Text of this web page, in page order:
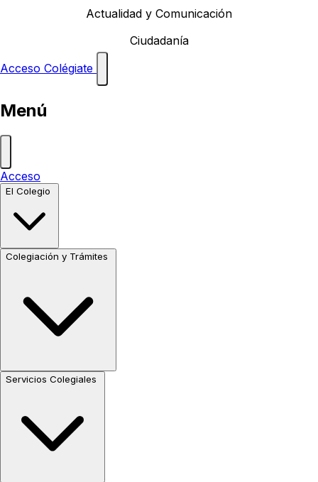
Actualidad y Comunicación
Ciudadanía
Acceso Colégiate
Menú
Acceso
El Colegio
Colegiación y Trámites
Servicios Colegiales